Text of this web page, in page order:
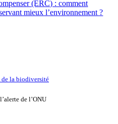
(ERC) : comment
mieux l’environnement ?
de la biodiversité
de l’ONU